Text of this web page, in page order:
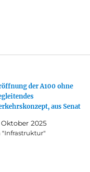
der A100 ohne
aus Senat
Oktober 2025
"Infrastruktur"